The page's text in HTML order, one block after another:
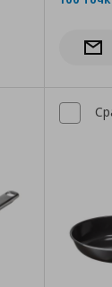
списъка с